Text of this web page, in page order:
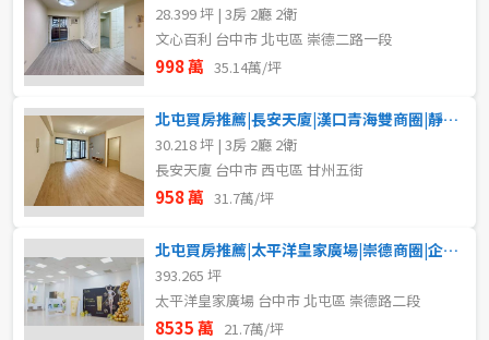
28.399 坪 | 3房 2廳 2衛
文心百利 台中市 北屯區 崇德二路一段
998 萬 35.14萬/坪
北屯買房推薦|長安天廈|漢口青海雙商圈|靜巷電梯美三房
30.218 坪 | 3房 2廳 2衛
長安天廈 台中市 西屯區 甘州五街
958 萬 31.7萬/坪
北屯買房推薦|太平洋皇家廣場|崇德商圈|企業首選五車位大商辦
393.265 坪
太平洋皇家廣場 台中市 北屯區 崇德路二段
8535 萬 21.7萬/坪